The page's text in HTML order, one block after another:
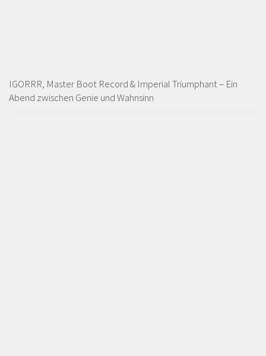
IGORRR, Master Boot Record & Imperial Triumphant – Ein
Abend zwischen Genie und Wahnsinn